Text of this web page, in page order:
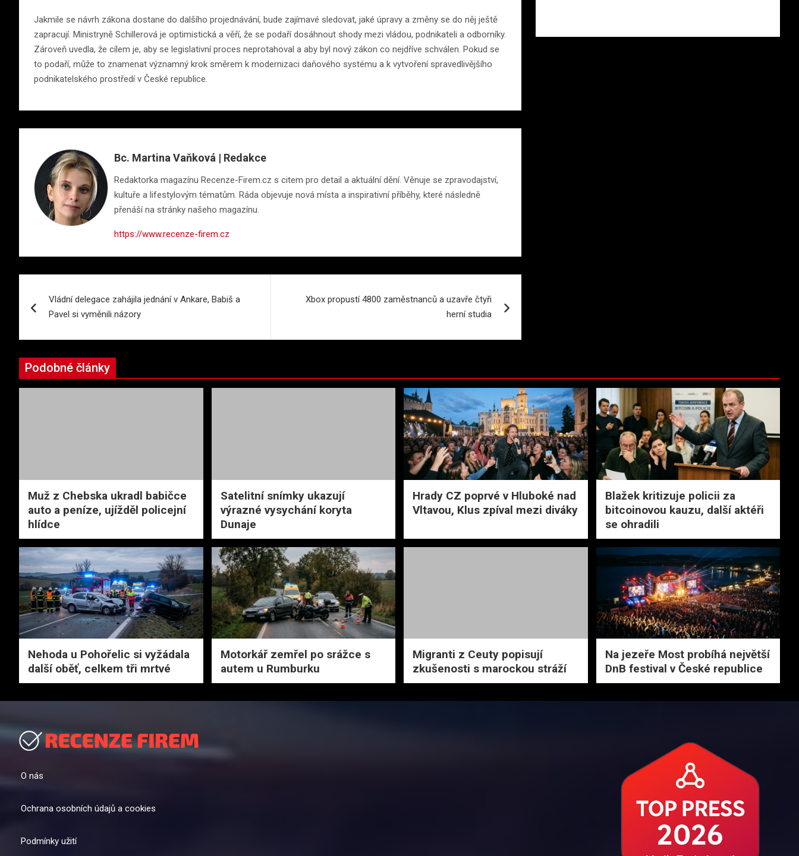
Jakmile se návrh zákona dostane do dalšího projednávání, bude zajímavé sledovat, jaké úpravy a změny se do něj ještě
zapracují. Ministryně Schillerová je optimistická a věří, že se podaří dosáhnout shody mezi vládou, podnikateli a odborníky.
Zároveň uvedla, že cílem je, aby se legislativní proces neprotahoval a aby byl nový zákon co nejdříve schválen. Pokud se
to podaří, může to znamenat významný krok směrem k modernizaci daňového systému a k vytvoření spravedlivějšího
podnikatelského prostředí v České republice.
Bc. Martina Vaňková | Redakce
Redaktorka magazínu Recenze-Firem.cz s citem pro detail a aktuální dění. Věnuje se zpravodajství,
kultuře a lifestylovým tématům. Ráda objevuje nová místa a inspirativní příběhy, které následně
přenáší na stránky našeho magazínu.
https://www.recenze-firem.cz
pro
příspěvek
Vládní delegace zahájila jednání v Ankare, Babiš a
Pavel si vyměnili názory
Xbox propustí 4800 zaměstnanců a uzavře čtyři
herní studia
Podobné články
Muž z Chebska ukradl babičce
auto a peníze, ujížděl policejní
hlídce
Satelitní snímky ukazují
výrazné vysychání koryta
Dunaje
Hrady CZ poprvé v Hluboké nad
Vltavou, Klus zpíval mezi diváky
Blažek kritizuje policii za
bitcoinovou kauzu, další aktéři
se ohradili
Nehoda u Pohořelic si vyžádala
další oběť, celkem tři mrtvé
Motorkář zemřel po srážce s
autem u Rumburku
Migranti z Ceuty popisují
zkušenosti s marockou stráží
Na jezeře Most probíhá největší
DnB festival v České republice
O nás
Ochrana osobních údajů a cookies
Podmínky užití